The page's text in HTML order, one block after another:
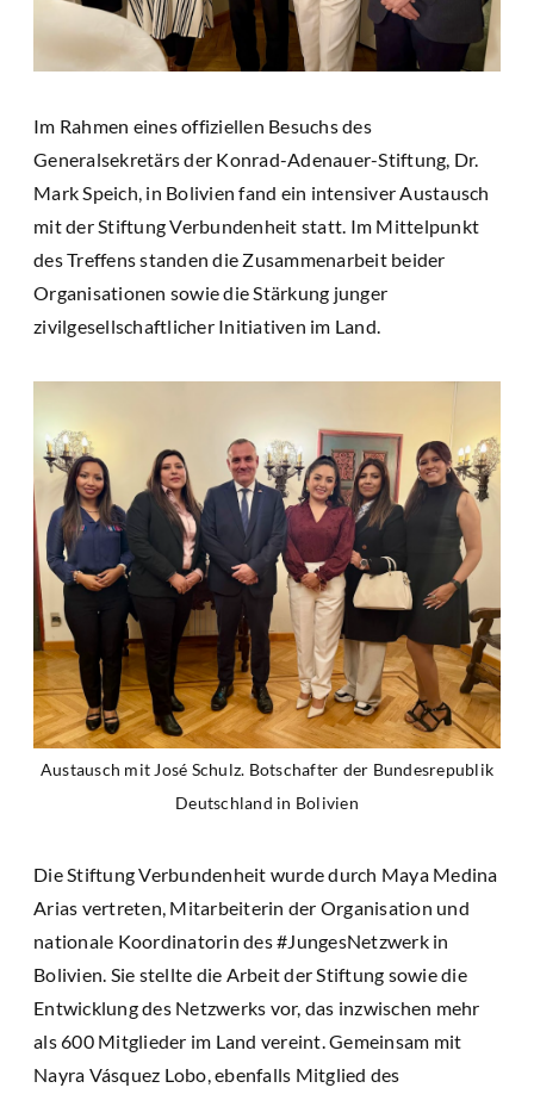
Im Rahmen eines offiziellen Besuchs des
Generalsekretärs der Konrad-Adenauer-Stiftung, Dr.
Mark Speich, in Bolivien fand ein intensiver Austausch
mit der Stiftung Verbundenheit statt. Im Mittelpunkt
des Treffens standen die Zusammenarbeit beider
Organisationen sowie die Stärkung junger
zivilgesellschaftlicher Initiativen im Land.
Austausch mit José Schulz. Botschafter der Bundesrepublik
Deutschland in Bolivien
Die Stiftung Verbundenheit wurde durch Maya Medina
Arias vertreten, Mitarbeiterin der Organisation und
nationale Koordinatorin des #JungesNetzwerk in
Bolivien. Sie stellte die Arbeit der Stiftung sowie die
Entwicklung des Netzwerks vor, das inzwischen mehr
als 600 Mitglieder im Land vereint. Gemeinsam mit
Nayra Vásquez Lobo, ebenfalls Mitglied des